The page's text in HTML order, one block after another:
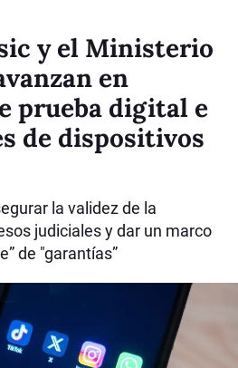
y el Ministerio
en
prueba digital e
de dispositivos
la validez de la
judiciales y dar un marco
de "garantías”